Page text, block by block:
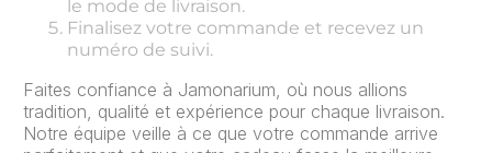
le mode de livraison.
Finalisez votre commande et recevez un
numéro de suivi.
Faites confiance à Jamonarium, où nous allions
tradition, qualité et expérience pour chaque livraison.
Notre équipe veille à ce que votre commande arrive